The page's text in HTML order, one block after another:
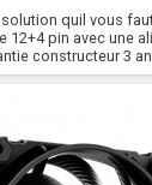
quil vous
12+4 pin avec une
constructeur 3